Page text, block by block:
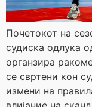
Почетокот на
судиска одлука
органзира
се свртени кон
измени на